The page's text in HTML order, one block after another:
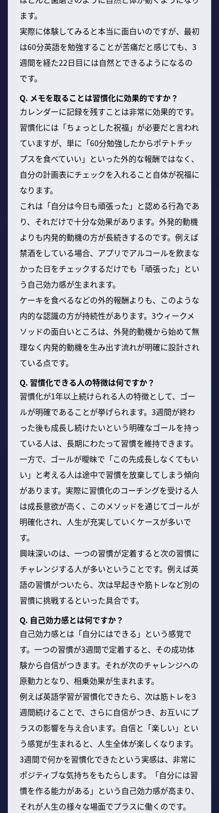
ます。
実際に体験してみると本当に面白いのですが、最初
は60分英語を勉強することが苦痛だと感じても、3
週間を経た22日目には自然とできるようになるの
です。
Q. メモを取ることは習慣化に効果的ですか？
カレンダーに記録を残すことは非常に効果的です。
習慣化には「ちょっとした祝福」が必要だと言われ
ていますが、単に「60分勉強したからポテトチッ
プスを食べていい」といった外的な報酬ではなく、
自分の計画表にチェックを入れること自体が祝福に
なります。
これは「自分は今日も頑張った」と認める行為であ
り、それだけで十分な効果があります。外発的動機
よりも内発的動機の方が長続きするのです。例えば
禁酒をしている場合、アプリでアルコールを飲まな
かった日をチェックするだけでも「頑張った」とい
う自己効力感が生まれます。
ケーキを食べるなどの外的報酬よりも、このような
内的な認識の方が持続性があります。3ウィークメ
ソッドの面白いところは、外発的動機から始めて無
理なく内発的動機を生み出す流れが明確に設計され
ている点です。
Q. 習慣化できる人の特徴は何ですか？
習慣化が1年以上続けられる人の特徴として、ゴー
ルが明確であることが挙げられます。3週間が終わ
った後も成長し続けたいという明確なゴールを持っ
ている人は、長期にわたって習慣を維持できます。
一方で、ゴールが曖昧で「この先成長しなくてもい
い」と考える人は途中で習慣を放棄してしまう傾向
があります。実際に習慣化のコーチングを受ける人
は成長意欲が高く、このメソッドを通じてゴールが
明確化され、人生が充実していくケースが多いで
す。
興味深いのは、一つの習慣が定着すると次の習慣に
チャレンジする人が多いということです。例えば英
語の習慣がついたら、次は早起きや筋トレなど別の
習慣に挑戦するといった具合です。
Q. 自己効力感とは何ですか？
自己効力感とは「自分にはできる」という感覚で
す。一つの習慣が3週間で定着すると、その成功体
験から自信がつきます。それが次のチャレンジへの
原動力となり、相乗効果が生まれます。
例えば英語学習が習慣化できたら、次は筋トレを3
週間続けることで、さらに自信がつき、お互いにプ
ラスの影響を与え合います。自信と「楽しい」とい
う感覚が生まれると、人生全体が楽しくなります。
3週間で何かを習慣化できたという実感は、非常に
ポジティブな気持ちをもたらします。「自分には習
慣を作る能力がある」という自己効力感が高まり、
それが人生の様々な場面でプラスに働くのです。